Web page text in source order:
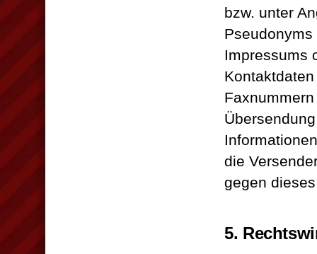
bzw. unter
Impressums
die
gegen
5.